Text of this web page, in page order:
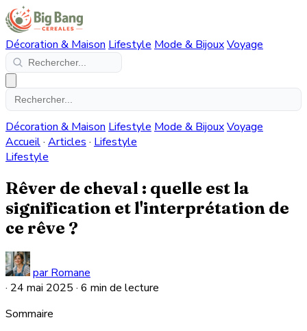
Décoration & Maison Lifestyle Mode & BijouxVoyage
Décoration & Maison Lifestyle Mode & BijouxVoyage
Accueil· Articles · Lifestyle
Lifestyle
Rêver de cheval : quelle est la
signification et l'interprétation de
ce rêve ?
par Romane
· 24 mai 2025 · 6 min de lecture
Sommaire